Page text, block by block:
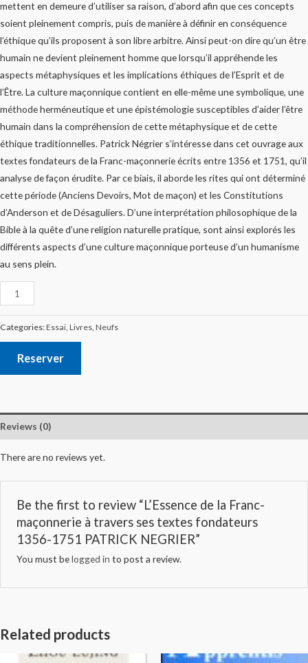
mettent en demeure d’utiliser sa raison, d’abord afin que ces concepts
soient pleinement compris, puis de manière à définir en conséquence
l’éthique qu’ils proposent à son libre arbitre. Ainsi peut-on dire qu’un être
humain ne devient pleinement homme que lorsqu’il appréhende les
aspects métaphysiques et les implications éthiques de l’Esprit et de
l’Être. La culture maçonnique contient en elle-même une symbolique, une
méthode herméneutique et une épistémologie susceptibles d’aider l’être
humain dans la compréhension de cette métaphysique et de cette
éthique traditionnelles. Patrick Négrier s’intéresse dans cet ouvrage aux
textes fondateurs de la Franc-maçonnerie écrits entre 1356 et 1751, qu’il
analyse de façon érudite. Par ce biais, il aborde les rites qui ont déterminé
cette période (Anciens Devoirs, Mot de maçon) et les Constitutions
d’Anderson et de Désaguliers. D’une interprétation philosophique de la
Bible à la quête d’une religion naturelle pratique, sont ainsi explorés les
différents aspects d’une culture maçonnique porteuse d’un humanisme
au sens plein.
Categories:Essai, Livres, Neufs
Reserver
Reviews (0)
There are no reviews yet.
Be the first to review “L’Essence de la Franc-
maçonnerie à travers ses textes fondateurs
1356-1751 PATRICK NEGRIER”
You must belogged in to post a review.
Related products